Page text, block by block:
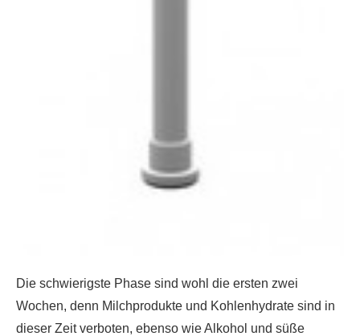
Die schwierigste Phase sind wohl die ersten zwei
Wochen, denn Milchprodukte und Kohlenhydrate sind in
dieser Zeit verboten, ebenso wie Alkohol und süße